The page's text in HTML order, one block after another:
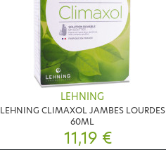
LEHNING
LEHNING CLIMAXOL JAMBES LOURDES
60ML
11,19 €